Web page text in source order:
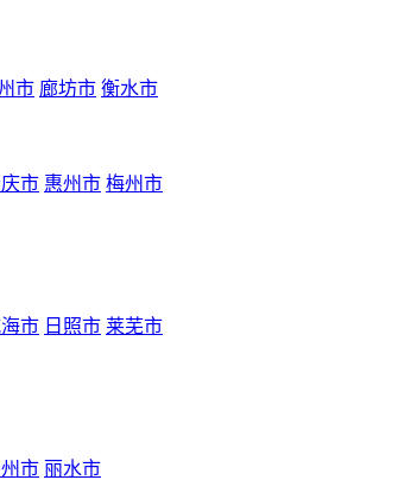
市 廊坊市 衡水市
市 惠州市 梅州市
市 日照市 莱芜市
市 丽水市